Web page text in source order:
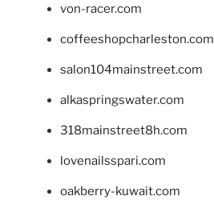
von-racer.com
coffeeshopcharleston.com
salon104mainstreet.com
alkaspringswater.com
318mainstreet8h.com
lovenailsspari.com
oakberry-kuwait.com